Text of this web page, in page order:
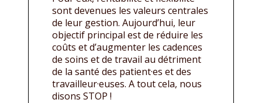
sont devenues les valeurs centrales
de leur gestion. Aujourd’hui, leur
objectif principal est de réduire les
coûts et d’augmenter les cadences
de soins et de travail au détriment
de la santé des patient·es et des
travailleur·euses. A tout cela, nous
disons STOP !